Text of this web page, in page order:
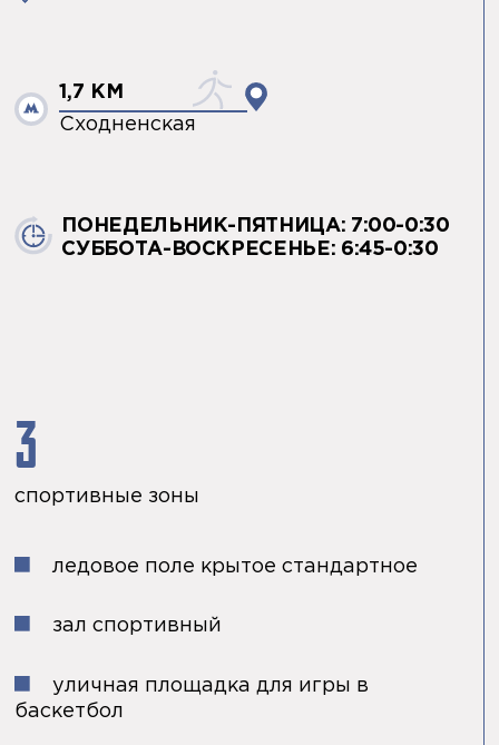
1,7 КМ
Сходненская
ПОНЕДЕЛЬНИК-ПЯТНИЦА: 7:00-0:30
СУББОТА-ВОСКРЕСЕНЬЕ: 6:45-0:30
3
спортивные зоны
ледовое поле крытое стандартное
зал спортивный
уличная площадка для игры в
баскетбол